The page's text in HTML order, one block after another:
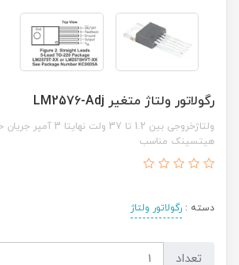
رگولاتور ولتاژ متغیر LM2576-Adj
ولتاژ‌خروجی بین 1.2 تا 37 ولت
هیتسینک مناسب
دسته : رگولاتور ولتاژ
تعداد